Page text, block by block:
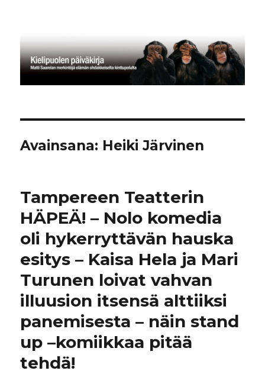
Avainsana: Heiki Järvinen
Tampereen Teatterin
HÄPEÄ! – Nolo komedia
oli hykerryttävän hauska
esitys – Kaisa Hela ja Mari
Turunen loivat vahvan
illuusion itsensä alttiiksi
panemisesta – näin stand
up –komiikkaa pitää
tehdä!